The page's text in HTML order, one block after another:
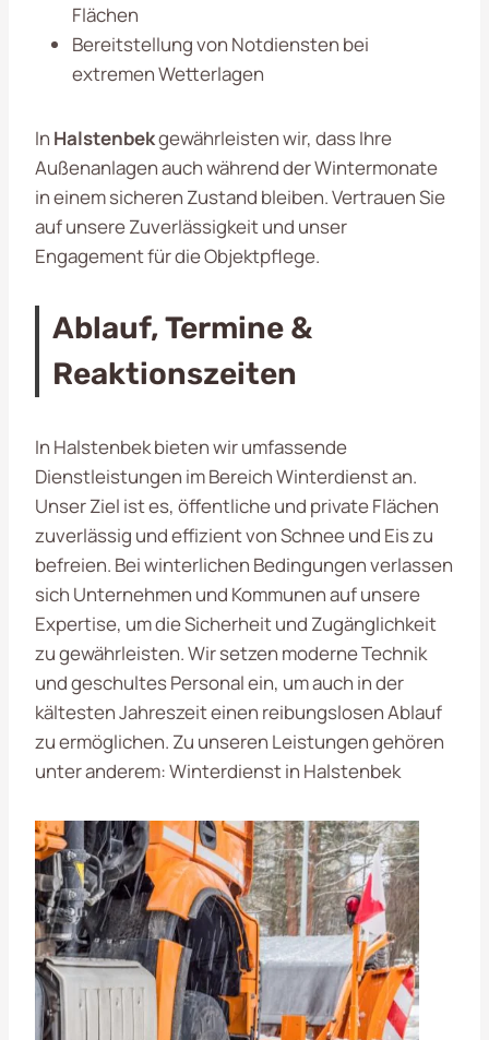
Flächen
Bereitstellung von Notdiensten bei
extremen Wetterlagen
In Halstenbekgewährleisten wir, dass Ihre
Außenanlagen auch während der Wintermonate
in einem sicheren Zustand bleiben. Vertrauen Sie
auf unsere Zuverlässigkeit und unser
Engagement für die Objektpflege.
Ablauf, Termine &
Reaktionszeiten
In Halstenbek bieten wir umfassende
Dienstleistungen im Bereich Winterdienst an.
Unser Ziel ist es, öffentliche und private Flächen
zuverlässig und effizient von Schnee und Eis zu
befreien. Bei winterlichen Bedingungen verlassen
sich Unternehmen und Kommunen auf unsere
Expertise, um die Sicherheit und Zugänglichkeit
zu gewährleisten. Wir setzen moderne Technik
und geschultes Personal ein, um auch in der
kältesten Jahreszeit einen reibungslosen Ablauf
zu ermöglichen. Zu unseren Leistungen gehören
unter anderem: Winterdienst in Halstenbek